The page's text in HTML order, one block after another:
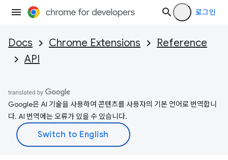
로그인
Docs Chrome Extensions
Reference
API
Google은 AI 기술을 사용하여 콘텐츠를 사용자의 기본 언어로 번역합니
다. AI 번역에는 오류가 있을 수 있습니다.